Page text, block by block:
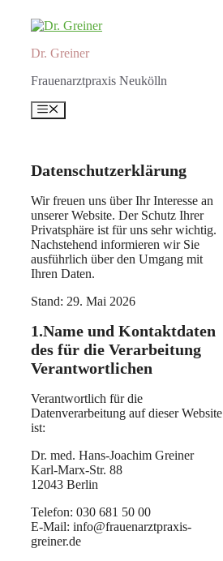
Inhalt
Dr. Greiner
Frauenarztpraxis Neukölln
Menü
Datenschutzerklärung
Wir freuen uns über Ihr Interesse an
unserer Website. Der Schutz Ihrer
Privatsphäre ist für uns sehr wichtig.
Nachstehend informieren wir Sie
ausführlich über den Umgang mit
Ihren Daten.
Stand: 29. Mai 2026
1.Name und Kontaktdaten
des für die Verarbeitung
Verantwortlichen
Verantwortlich für die
Datenverarbeitung auf dieser Website
ist:
Dr. med. Hans-Joachim Greiner
Karl-Marx-Str. 88
12043 Berlin
Telefon: 030 681 50 00
E-Mail: info@frauenarztpraxis-
greiner.de